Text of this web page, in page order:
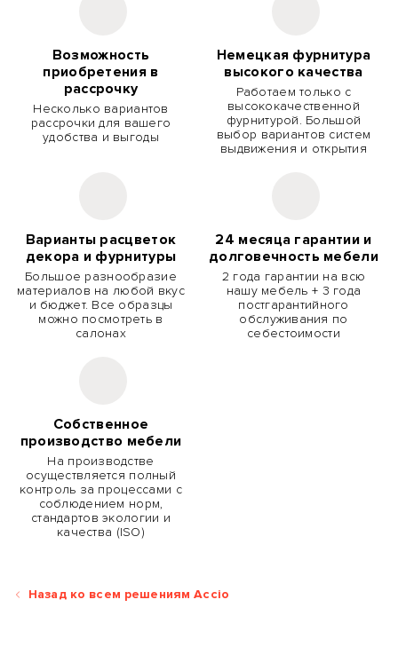
Возможность
приобретения в
рассрочку
Несколько вариантов
рассрочки для вашего
удобства и выгоды
Немецкая фурнитура
высокого качества
Работаем только с
высококачественной
фурнитурой. Большой
выбор вариантов систем
выдвижения и открытия
Варианты расцветок
декора и фурнитуры
Большое разнообразие
материалов на любой вкус
и бюджет. Все образцы
можно посмотреть в
салонах
24 месяца гарантии и
долговечность мебели
2 года гарантии на всю
нашу мебель + 3 года
постгарантийного
обслуживания по
себестоимости
Собственное
производство мебели
На производстве
осуществляется полный
контроль за процессами с
соблюдением норм,
стандартов экологии и
качества (ISO)
Назад ко всем решениям Accio